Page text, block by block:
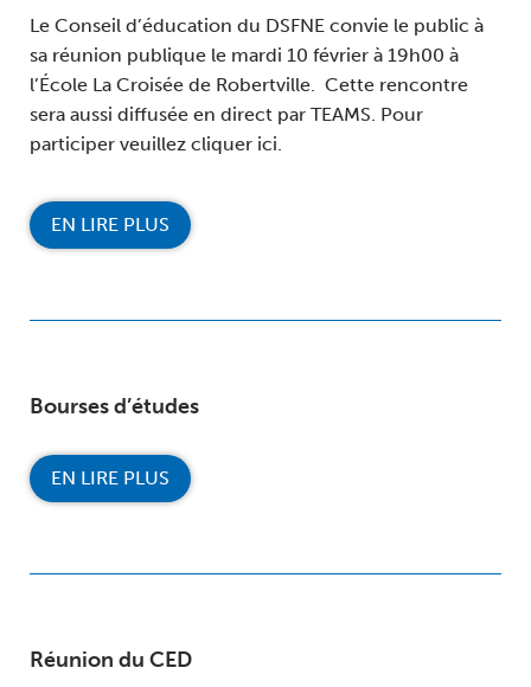
Le Conseil d’éducation du DSFNE convie le public à
sa réunion publique le mardi 10 février à 19h00 à
l’École La Croisée de Robertville. Cette rencontre
sera aussi diffusée en direct par TEAMS. Pour
participer veuillez cliquer ici.
EN LIRE PLUS
Bourses d’études
EN LIRE PLUS
Réunion du CED